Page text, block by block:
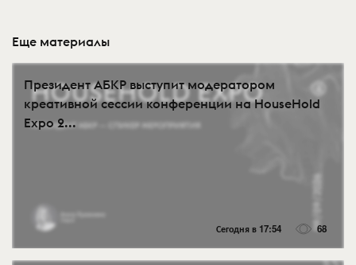
Еще материалы
Президент АБКР выступит модератором
креативной сессии конференции на HouseHold
Expo 2...
Сегодня в 17:54 68